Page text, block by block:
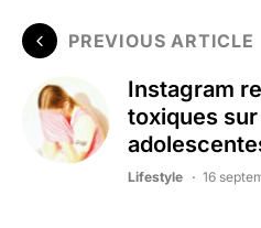
PREVIOUS ARTICLE
Instagram
toxiques
Lifestyle 16